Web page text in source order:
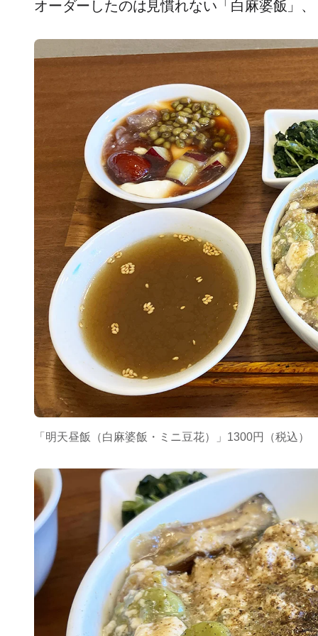
オーダーしたのは見慣れない「白麻婆飯」
「明天昼飯（白麻婆飯・ミニ豆花）」1300円（税込）